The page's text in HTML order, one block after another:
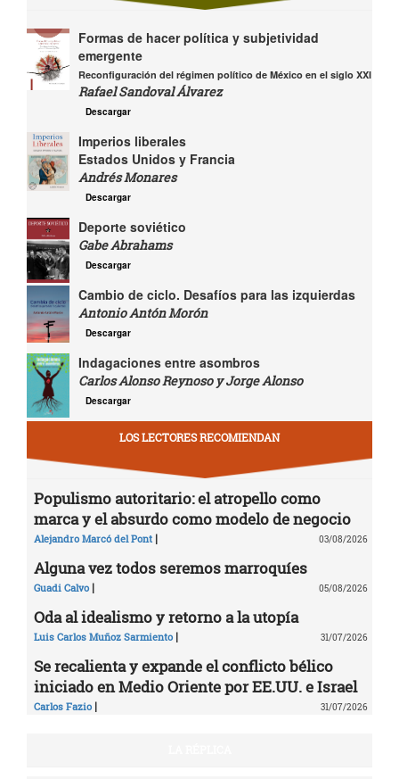
Formas de hacer política y subjetividad
emergente
Reconfiguración del régimen político de México en el siglo XXI
Rafael Sandoval Álvarez
Descargar
Imperios liberales
Estados Unidos y Francia
Andrés Monares
Descargar
Deporte soviético
Gabe Abrahams
Descargar
Cambio de ciclo. Desafíos para las izquierdas
Antonio Antón Morón
Descargar
Indagaciones entre asombros
Carlos Alonso Reynoso y Jorge Alonso
Descargar
LOS LECTORES RECOMIENDAN
Populismo autoritario: el atropello como
marca y el absurdo como modelo de negocio
Alejandro Marcó del Pont | 03/08/2026
Alguna vez todos seremos marroquíes
Guadi Calvo | 05/08/2026
Oda al idealismo y retorno a la utopía
Luis Carlos Muñoz Sarmiento | 31/07/2026
Se recalienta y expande el conflicto bélico
iniciado en Medio Oriente por EE.UU. e Israel
Carlos Fazio | 31/07/2026